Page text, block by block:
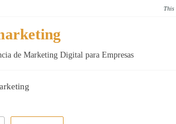
This
de Marketing Digital para Empresas